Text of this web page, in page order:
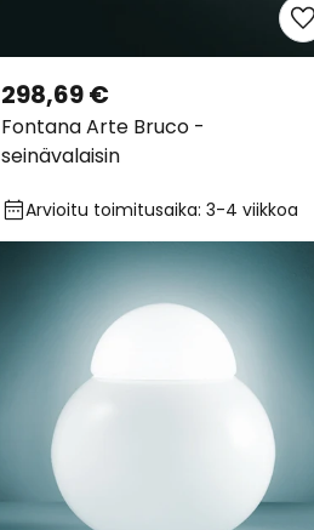
Fontana Arte Bruco -
seinävalaisin
298,69 €
Arvioitu toimitusaika: 3-4 viikkoa